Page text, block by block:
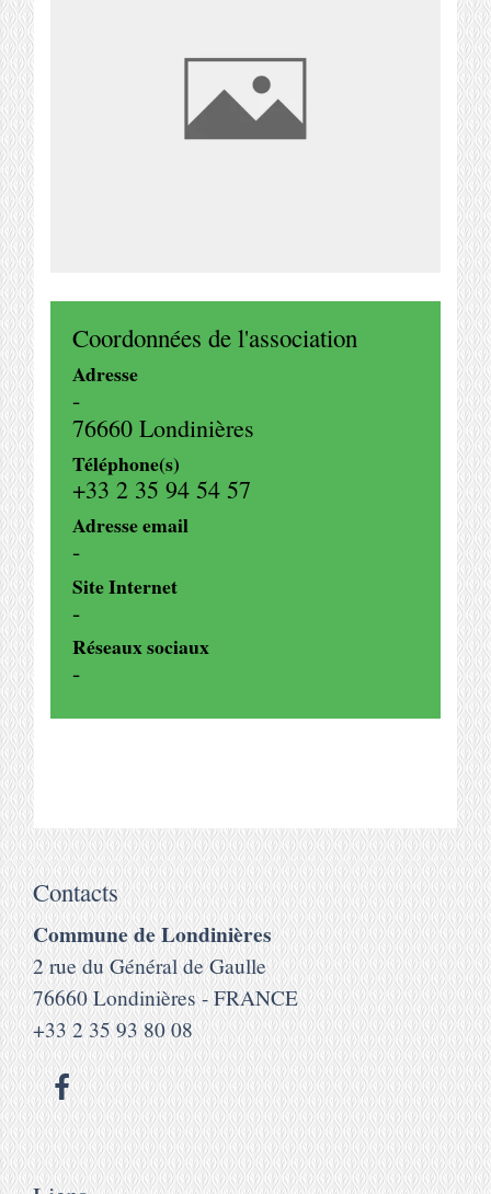
Coordonnées de l'association
Adresse
-
76660 Londinières
Téléphone(s)
+33 2 35 94 54 57
Adresse email
-
Site Internet
-
Réseaux sociaux
-
Contacts
Commune de Londinières
2 rue du Général de Gaulle
76660 Londinières - FRANCE
+33 2 35 93 80 08